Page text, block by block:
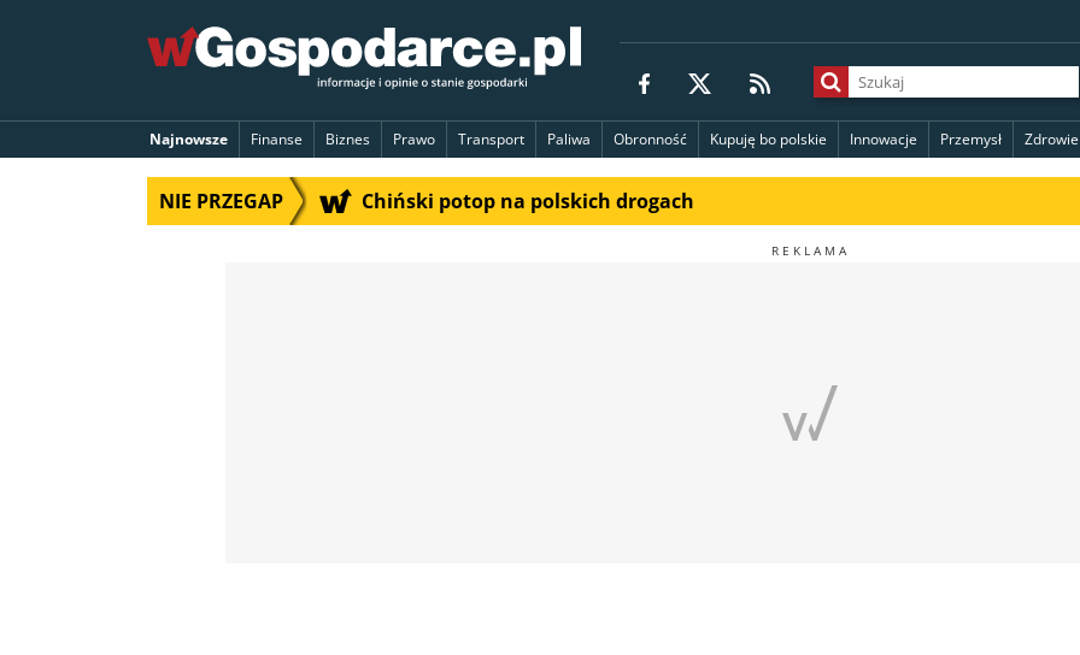
Najnowsze Finanse Biznes Prawo Transport Paliwa Obronność Kupuję bo polskie Innowacje Przemysł Zdrowie
NIE PRZEGAP Chiński potop na polskich drogach